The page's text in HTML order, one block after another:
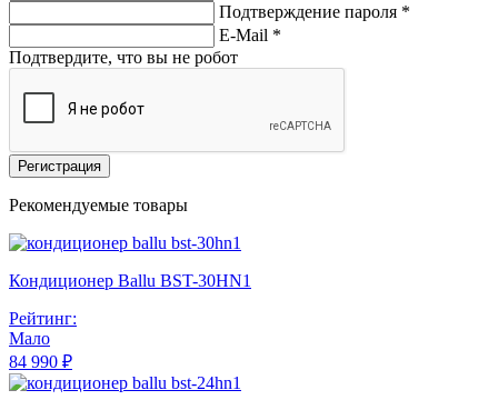
Подтверждение пароля *
E-Mail *
Подтвердите, что вы не робот
Регистрация
Рекомендуемые товары
Кондиционер Ballu BST-30HN1
Рейтинг:
Мало
84 990 ₽